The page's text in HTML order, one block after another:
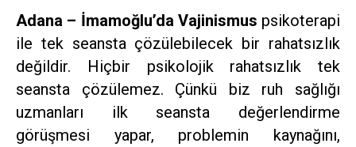
Adana – İmamoğlu’da Vajinismus psikoterapi
ile tek seansta çözülebilecek bir rahatsızlık
değildir. Hiçbir psikolojik rahatsızlık tek
seansta çözülemez. Çünkü biz ruh sağlığı
uzmanları ilk seansta değerlendirme
görüşmesi yapar, problemin kaynağını,